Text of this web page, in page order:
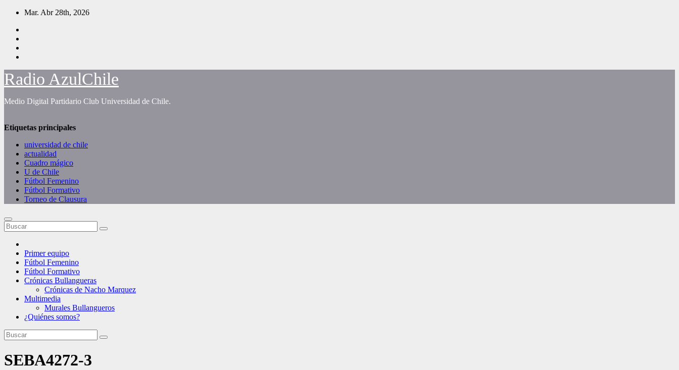
Saltar
contenido
Mar. Abr 28th, 2026
Radio AzulChile
Medio Digital Partidario Club Universidad de Chile.
Etiquetas principales
universidad de chile
actualidad
Cuadro mágico
U de Chile
Fútbol Femenino
Fútbol Formativo
Torneo de Clausura
Primer equipo
Fútbol Femenino
Fútbol Formativo
Crónicas Bullangueras
Crónicas de Nacho Marquez
Multimedia
Murales Bullangueros
¿Quiénes somos?
SEBA4272-3